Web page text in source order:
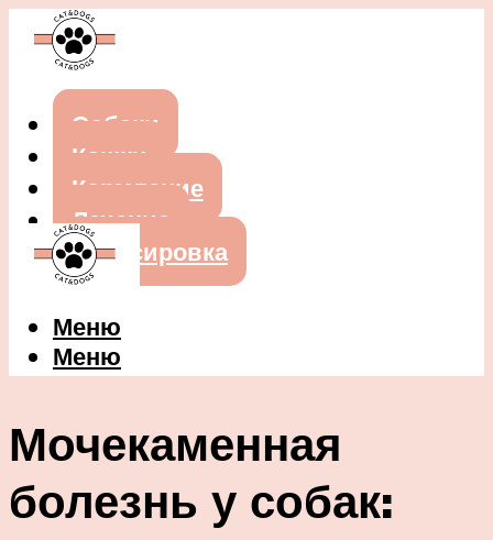
Собаки
Кошки
Кормление
Лечение
Дрессировка
Меню
Меню
Мочекаменная
болезнь у собак: